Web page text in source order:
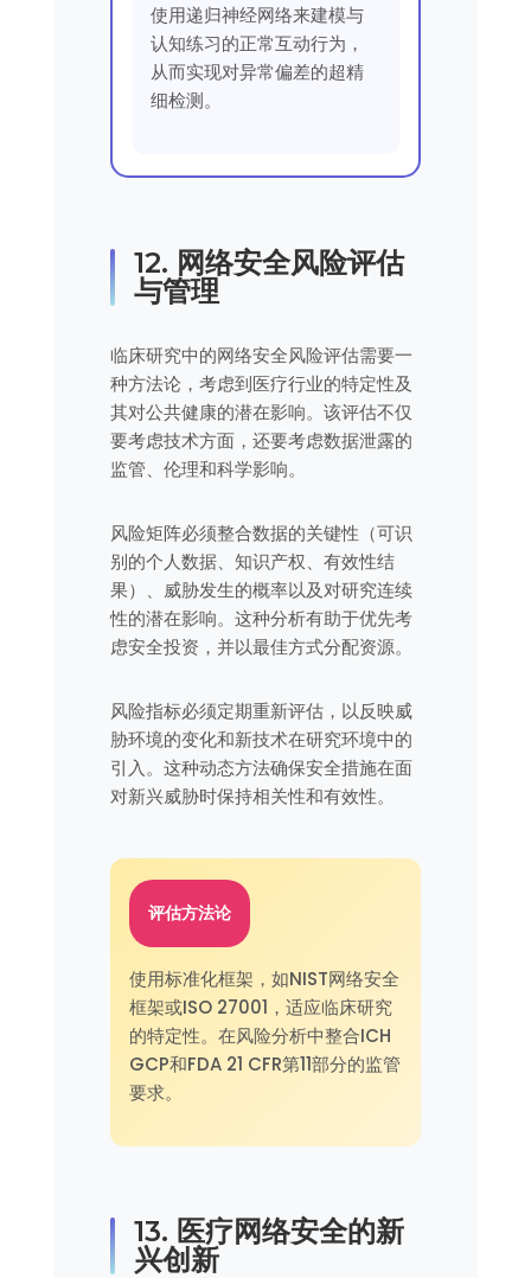
使用递归神经网络来建模与
认知练习的正常互动行为，
从而实现对异常偏差的超精
细检测。
12. 网络安全风险评估
与管理
临床研究中的网络安全风险评估需要一
种方法论，考虑到医疗行业的特定性及
其对公共健康的潜在影响。该评估不仅
要考虑技术方面，还要考虑数据泄露的
监管、伦理和科学影响。
风险矩阵必须整合数据的关键性（可识
别的个人数据、知识产权、有效性结
果）、威胁发生的概率以及对研究连续
性的潜在影响。这种分析有助于优先考
虑安全投资，并以最佳方式分配资源。
风险指标必须定期重新评估，以反映威
胁环境的变化和新技术在研究环境中的
引入。这种动态方法确保安全措施在面
对新兴威胁时保持相关性和有效性。
评估方法论
使用标准化框架，如NIST网络安全
框架或ISO 27001，适应临床研究
的特定性。在风险分析中整合ICH
GCP和FDA 21 CFR第11部分的监管
要求。
13. 医疗网络安全的新
兴创新